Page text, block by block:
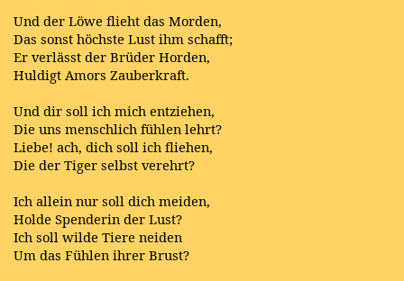
Und der Löwe flieht das Morden,
Das sonst höchste Lust ihm schafft;
Er verlässt der Brüder Horden,
Huldigt Amors Zauberkraft.
Und dir soll ich mich entziehen,
Die uns menschlich fühlen lehrt?
Liebe! ach, dich soll ich fliehen,
Die der Tiger selbst verehrt?
Ich allein nur soll dich meiden,
Holde Spenderin der Lust?
Ich soll wilde Tiere neiden
Um das Fühlen ihrer Brust?